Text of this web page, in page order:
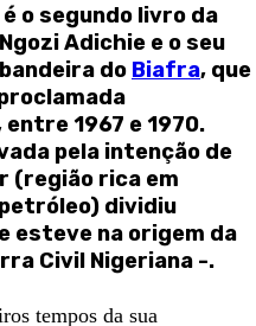
é o segundo livro da
Adichie e o seu
do Biafra, que
1967 e 1970.
pela intenção de
(região rica em
dividiu
esteve na origem da
Civil Nigeriana -.
tempos da sua